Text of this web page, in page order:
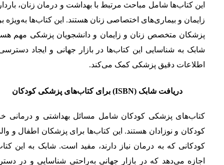
این کتاب‌ها شامل مباحث مرتبط با بهداشت و درمان زنان،
زایمان و بیماری‌های اختصاصی زنان هستند. این کتاب‌ها به‌ویژه
پزشکان متخصص زنان و زایمان و دانشجویان پزشکی مهم
شابک به شناسایی این کتاب‌ها در بازار جهانی و ایجاد
اطلاعات دقیق پزشکی کمک می‌کند.
دریافت شابک (ISBN) برای کتاب‌های پزشکی کودکان
کتاب‌های پزشکی کودکان شامل مسائل بهداشتی و درمانی
کودکان و نوزادان هستند. این کتاب‌ها برای پزشکان اطفال و
کودکانی که به درمان نیاز دارند، مفید است. شابک به این
اجازه می‌دهد که در بازار جهانی به‌راحتی شناسایی و در